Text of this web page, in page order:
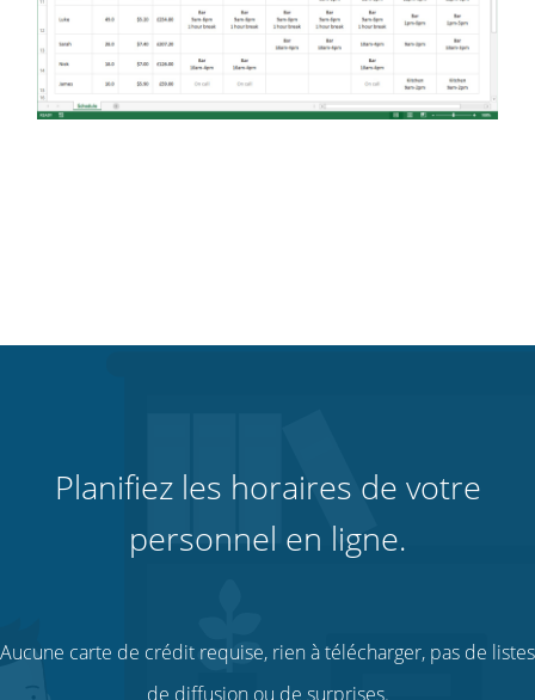
Planifiez les horaires de votre
personnel en ligne.
Aucune carte de crédit requise, rien à télécharger, pas de listes
de diffusion ou de surprises.